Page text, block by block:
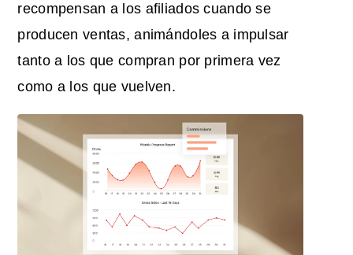
recompensan a los afiliados cuando se
producen ventas, animándoles a impulsar
tanto a los que compran por primera vez
como a los que vuelven.